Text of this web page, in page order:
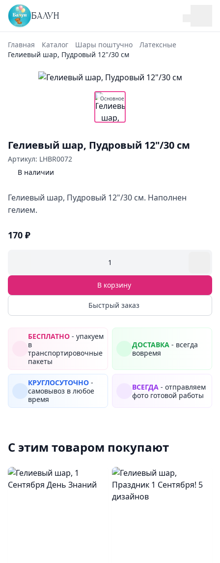
БАЛУН
Главная Каталог Шары поштучно
Латексные
Гелиевый шар, Пудровый 12"/30 см
Основное
Гелиевый шар, Пудровый 12"/30 см
Артикул: LHBR0072
В наличии
Гелиевый шар, Пудровый 12"/30 см. Наполнен
гелием.
170 ₽
1
В корзину
Быстрый заказ
БЕСПЛАТНО - упакуем
в
транспортировочные
пакеты
ДОСТАВКА - всегда
вовремя
КРУГЛОСУТОЧНО -
самовывоз в любое
время
ВСЕГДА - отправляем
фото готовой работы
С этим товаром покупают